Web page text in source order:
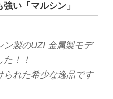
い「マルシン」
ン製のUZI 金属製モデ
！！
られた希少な逸品です